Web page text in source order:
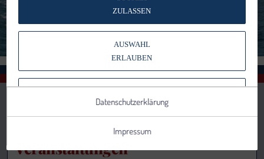
Veranstaltungen
ZULASSEN
AUSWAHL
ERLAUBEN
VERWENDEN
Datenschutzerklärung
Impressum